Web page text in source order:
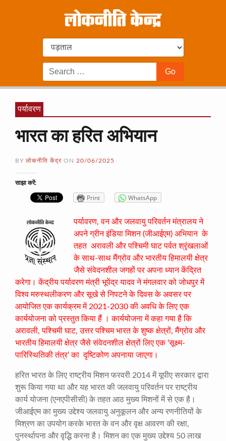
पर्यावरण
भारत का हरित अभियान
BY लोकनीति केंद्र ON 20/06/2025
साझा करें:
Print WhatsApp
पर्यावरण, वन और जलवायु परिवर्तन मंत्रालय ने
अपने ग्रीन इंडिया मिशन (जीआईएम) अभियान के
तहत अरावली और पश्चिमी घाट पर्वत श्रृंखलाओं
के साथ-साथ मैंग्रोव और भारतीय हिमालयी क्षेत्र
जैसे संवेदनशील जगहों पर अपना ध्यान केंद्रित
करेगा। केंद्रीय पर्यावरण मंत्री भूपेंद्र यादव ने मंगलवार को जोधपुर में
विश्व मरुस्थलीकरण और सूखे से निपटने के दिवस के अवसर पर
आयोजित एक कार्यक्रम में 2021-2030 की अवधि के लिए एक
कार्ययोजना को प्रस्तुत किया हैं । कार्ययोजना में कहा गया है कि
अरावली, पश्चिमी घाट, उत्तर पश्चिम भारत के शुष्क क्षेत्रों, मैंग्रोव और
भारतीय हिमालयी क्षेत्र जैसे संवेदनशील क्षेत्रों लिए एक ‘सूक्ष्म-
पारिस्थितिकी तंत्र’ का दृष्टिकोण अपनाया जाएगा।
हरित भारत के लिए राष्ट्रीय मिशन फरवरी 2014 में यूपीए सरकार द्वारा
शुरू किया गया था और यह भारत की जलवायु परिवर्तन पर राष्ट्रीय
कार्य योजना (एनएपीसीसी) के तहत आठ मुख्य मिशनों में से एक है।
जीआईएम का मुख्य उद्देश्य जलवायु अनुकूलन और अन्य रणनीतियों के
मिश्रण का उपयोग करके भारत के वन और वृक्ष आवरण की रक्षा,
पुनर्स्थापना और वृद्धि करना है। मिशन का एक मुख्य उद्देश्य 50 लाख